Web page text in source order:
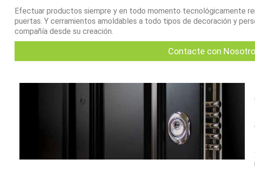
Efectuar productos siempre y en todo momento tecnológicamente
puertas. Y cerramientos amoldables a todo tipos de decoración y
compañía desde su creación.
Contacte con